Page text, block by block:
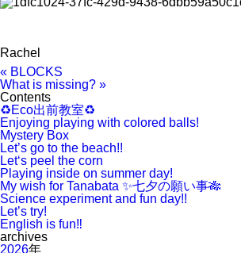
Rachel
« BLOCKS
What is missing? »
Contents
♻️Eco出前教室♻️
Enjoying playing with colored balls!
Mystery Box
Let’s go to the beach!!
Let‘s peel the corn
Playing inside on summer day!
My wish for Tanabata ✨七夕の願い事🎋
Science experiment and fun day!!
Let’s try!
English is fun‼️
archives
2026年